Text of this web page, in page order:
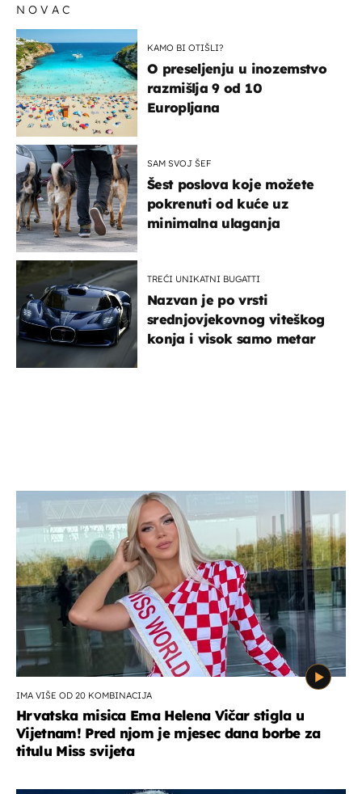
NOVAC
KAMO BI OTIŠLI?
O preseljenju u inozemstvo
razmišlja 9 od 10
Europljana
SAM SVOJ ŠEF
Šest poslova koje možete
pokrenuti od kuće uz
minimalna ulaganja
TREĆI UNIKATNI BUGATTI
Nazvan je po vrsti
srednjovjekovnog viteškog
konja i visok samo metar
IMA VIŠE OD 20 KOMBINACIJA
Hrvatska misica Ema Helena Vičar stigla u
Vijetnam! Pred njom je mjesec dana borbe za
titulu Miss svijeta